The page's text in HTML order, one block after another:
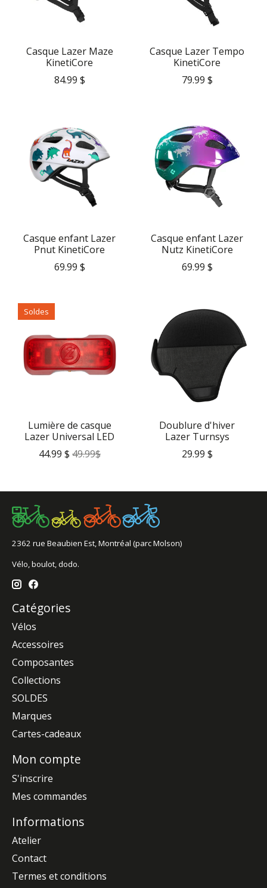
Casque Lazer Maze
KinetiCore
84.99 $
Casque Lazer Tempo
KinetiCore
79.99 $
Casque enfant Lazer
Pnut KinetiCore
69.99 $
Casque enfant Lazer
Nutz KinetiCore
69.99 $
Soldes
Lumière de casque
Lazer Universal LED
44.99 $ 49.99$
Doublure d'hiver
Lazer Turnsys
29.99 $
2362 rue Beaubien Est, Montréal (parc Molson)
Vélo, boulot, dodo.
Catégories
Vélos
Accessoires
Composantes
Collections
SOLDES
Marques
Cartes-cadeaux
Mon compte
S'inscrire
Mes commandes
Informations
Atelier
Contact
Termes et conditions